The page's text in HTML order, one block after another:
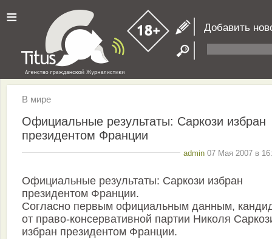
≡ Добавить
В мире
Официальные результаты: Саркози избран
президентом Франции
admin 07 Мая 2007 в
Официальные результаты: Саркози избран
президентом Франции.
Согласно первым официальным данным,
от право-консервативной партии Николя
избран президентом Франции.